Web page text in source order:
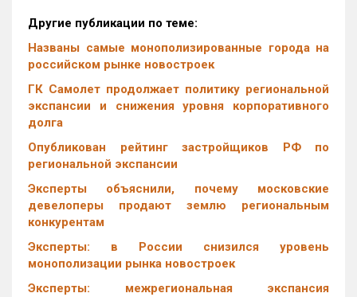
Другие публикации по теме:
Названы самые монополизированные города на
российском рынке новостроек
ГК Самолет продолжает политику региональной
экспансии и снижения уровня корпоративного
долга
Опубликован рейтинг застройщиков РФ по
региональной экспансии
Эксперты объяснили, почему московские
девелоперы продают землю региональным
конкурентам
Эксперты: в России снизился уровень
монополизации рынка новостроек
Эксперты: межрегиональная экспансия